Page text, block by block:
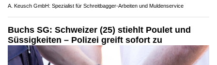
A. Keusch GmbH: Spezialist für Schreitbagger-Arbeiten und Muldenservice
Buchs SG: Schweizer (25) stiehlt Poulet und
Süssigkeiten – Polizei greift sofort zu